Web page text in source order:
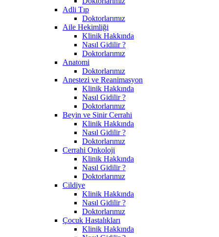
Adli Tıp
Doktorlarımız
Aile Hekimliği
Klinik Hakkında
Nasıl Gidilir ?
Doktorlarımız
Anatomi
Doktorlarımız
Anestezi ve Reanimasyon
Klinik Hakkında
Nasıl Gidilir ?
Doktorlarımız
Beyin ve Sinir Cerrahi
Klinik Hakkında
Nasıl Gidilir ?
Doktorlarımız
Cerrahi Onkoloji
Klinik Hakkında
Nasıl Gidilir ?
Doktorlarımız
Cildiye
Klinik Hakkında
Nasıl Gidilir ?
Doktorlarımız
Çocuk Hastalıkları
Klinik Hakkında